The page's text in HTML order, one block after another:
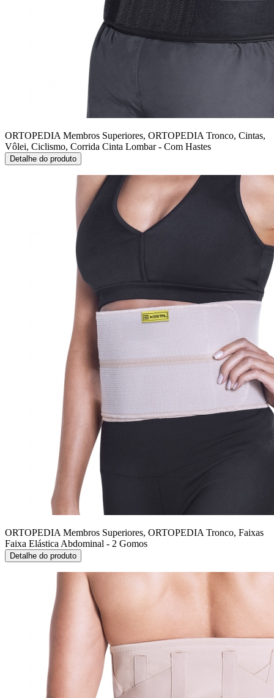
ORTOPEDIA Membros Superiores, ORTOPEDIA Tronco, Cintas,
Vôlei, Ciclismo, Corrida Cinta Lombar - Com Hastes
Detalhe do produto
ORTOPEDIA Membros Superiores, ORTOPEDIA Tronco, Faixas
Faixa Elástica Abdominal - 2 Gomos
Detalhe do produto